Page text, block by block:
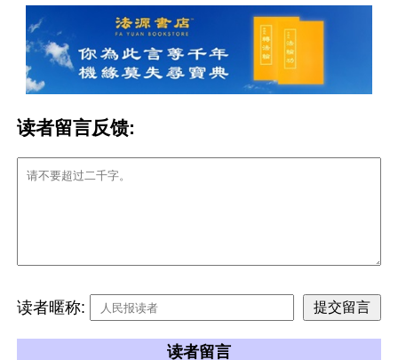
读者留言反馈:
读者暱称:
读者留言